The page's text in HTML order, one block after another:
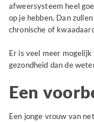
afweersysteem heel
op je hebben. Dan
chronische of
Er is veel meer
gezondheid dan de
Een
Een jonge vrouw van